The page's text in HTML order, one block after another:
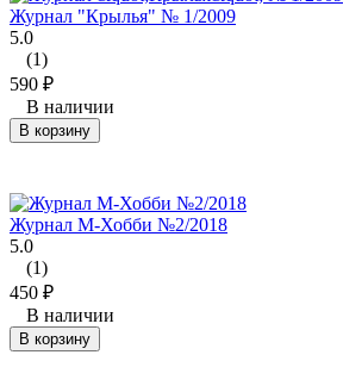
Журнал "Крылья" № 1/2009
5.0
(1)
590 ₽
В наличии
В корзину
Журнал М-Хобби №2/2018
5.0
(1)
450 ₽
В наличии
В корзину